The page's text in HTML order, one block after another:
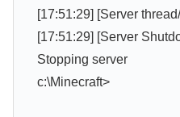
[17:51:29] [Server
[17:51:29] [Server
Stopping server
c:\Minecraft>